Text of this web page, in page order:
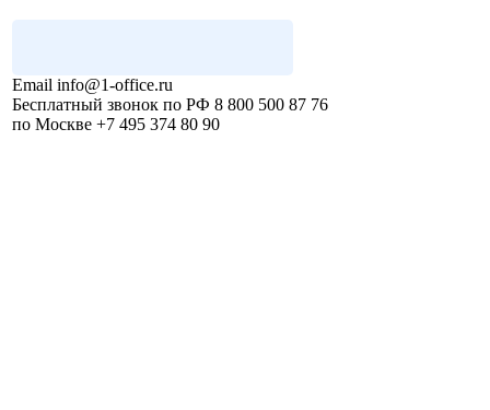
Email info@1-office.ru
Бесплатный звонок по РФ 8 800 500 87 76
по Москве +7 495 374 80 90